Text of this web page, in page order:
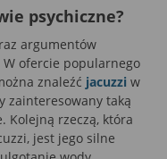
psychiczne?
argumentów
ofercie popularnego
znaleźć jacuzzi w
zainteresowany taką
Kolejną rzeczą, która
jest jego silne